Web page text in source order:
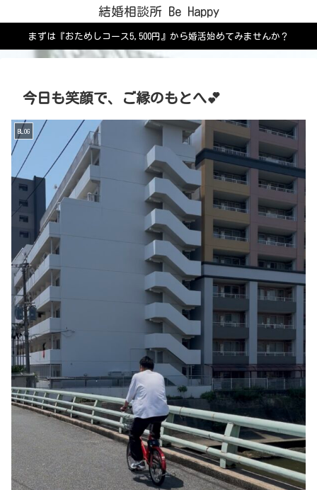
結婚相談所 Be Happy
まずは『おためしコース5,500円』から婚活始めてみませんか？
今日も笑顔で、ご縁のもとへ💕
BLOG